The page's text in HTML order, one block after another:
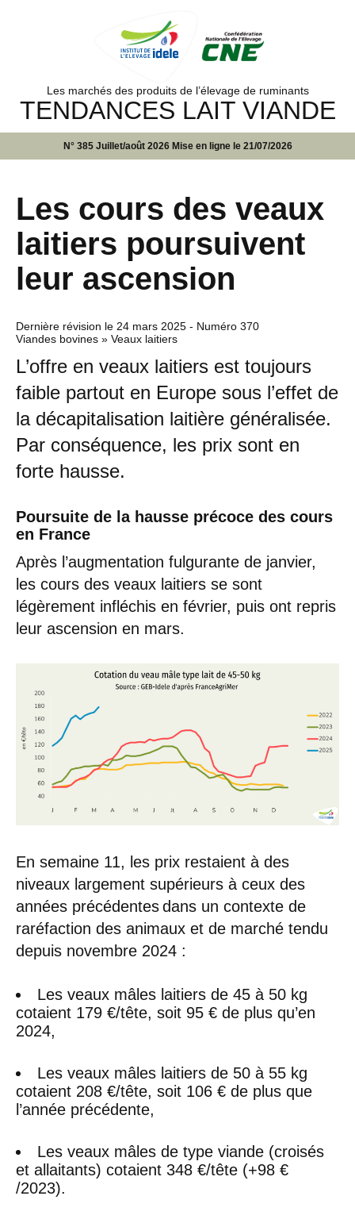
Les marchés des produits de l’élevage de ruminants
TENDANCES LAIT VIANDE
N° 385 Juillet/août 2026 Mise en ligne le 21/07/2026
Les cours des veaux
laitiers poursuivent
leur ascension
Dernière révision le 24 mars 2025 - Numéro 370
Viandes bovines » Veaux laitiers
L’offre en veaux laitiers est toujours
faible partout en Europe sous l’effet de
la décapitalisation laitière généralisée.
Par conséquence, les prix sont en
forte hausse.
Poursuite de la hausse précoce des cours
en France
Après l’augmentation fulgurante de janvier,
les cours des veaux laitiers se sont
légèrement infléchis en février, puis ont repris
leur ascension en mars.
En semaine 11, les prix restaient à des
niveaux largement supérieurs à ceux des
années précédentes dans un contexte de
raréfaction des animaux et de marché tendu
depuis novembre 2024 :
Les veaux mâles laitiers de 45 à 50 kg
cotaient 179 €/tête, soit 95 € de plus qu’en
2024,
Les veaux mâles laitiers de 50 à 55 kg
cotaient 208 €/tête, soit 106 € de plus que
l’année précédente,
Les veaux mâles de type viande (croisés
et allaitants) cotaient 348 €/tête (+98 €
/2023).